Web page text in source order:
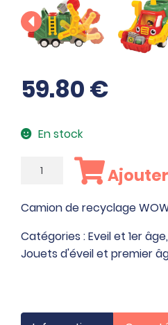
59.80€
En stock
quantité
Camion
de
recyclage
WOW
Camion de recyclage
Catégories :Eveil et 1er âge,
Jouets d'éveil et premier